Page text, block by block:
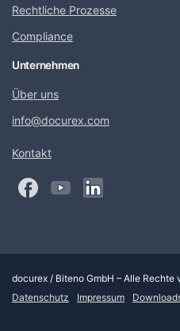
Rechtliche Prozesse
Compliance
Unternehmen
Über uns
info@docurex.com
Kontakt
docurex / Biteno GmbH – Alle Rechte
Datenschutz
Impressum